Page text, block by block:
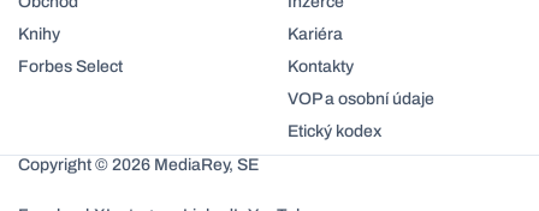
Knihy
Forbes Select
Kariéra
Kontakty
VOP a osobní údaje
Etický kodex
Copyright © 2026 MediaRey, SE